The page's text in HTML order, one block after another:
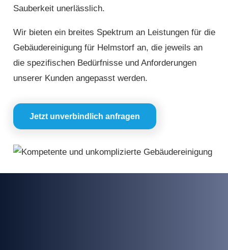
Sauberkeit unerlässlich.
Wir bieten ein breites Spektrum an Leistungen für die
Gebäudereinigung für Helmstorf an, die jeweils an
die spezifischen Bedürfnisse und Anforderungen
unserer Kunden angepasst werden.
Jetzt unverbindlich anfragen